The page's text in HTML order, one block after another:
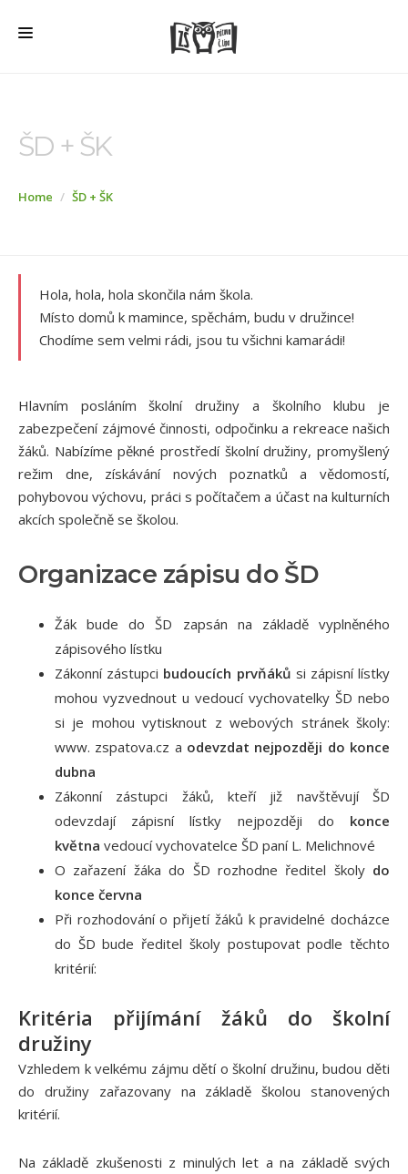
ŠD + ŠK
VEŘEJNÉ ZAKÁZKY
AKTUALITY
KONTAKTY
ŠD + ŠK
Home ŠD + ŠK
Hola, hola, hola skončila nám škola.
Místo domů k mamince, spěchám, budu v družince!
Chodíme sem velmi rádi, jsou tu všichni kamarádi!
Hlavním posláním školní družiny a školního klubu je
zabezpečení zájmové činnosti, odpočinku a rekreace našich
žáků. Nabízíme pěkné prostředí školní družiny, promyšlený
režim dne, získávání nových poznatků a vědomostí,
pohybovou výchovu, práci s počítačem a účast na kulturních
akcích společně se školou.
Organizace zápisu do ŠD
Žák bude do ŠD zapsán na základě vyplněného
zápisového lístku
Zákonní zástupci budoucích prvňáků si zápisní lístky
mohou vyzvednout u vedoucí vychovatelky ŠD nebo
si je mohou vytisknout z webových stránek školy:
www. zspatova.cz a odevzdat nejpozději do konce
dubna
Zákonní zástupci žáků, kteří již navštěvují ŠD
odevzdají zápisní lístky nejpozději do konce
května vedoucí vychovatelce ŠD paní L. Melichnové
O zařazení žáka do ŠD rozhodne ředitel školy do
konce června
Při rozhodování o přijetí žáků k pravidelné docházce
do ŠD bude ředitel školy postupovat podle těchto
kritérií:
Kritéria přijímání žáků do školní
družiny
Vzhledem k velkému zájmu dětí o školní družinu, budou děti
do družiny zařazovany na základě školou stanovených
kritérií.
Na základě zkušenosti z minulých let a na základě svých